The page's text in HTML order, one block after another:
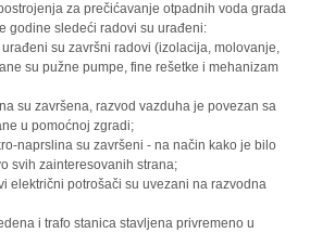
za prečićavanje otpadnih voda grada
godine sledeći radovi su urađeni:
su završni radovi (izolacija, molovanje,
su pužne pumpe, fine rešetke i mehanizam
su završena, razvod vazduha je povezan sa
u pomoćnoj zgradi;
naprslina su završeni - na način kako je bilo
svih zainteresovanih strana;
električni potrošači su uvezani na razvodna
i trafo stanica stavljena privremeno u